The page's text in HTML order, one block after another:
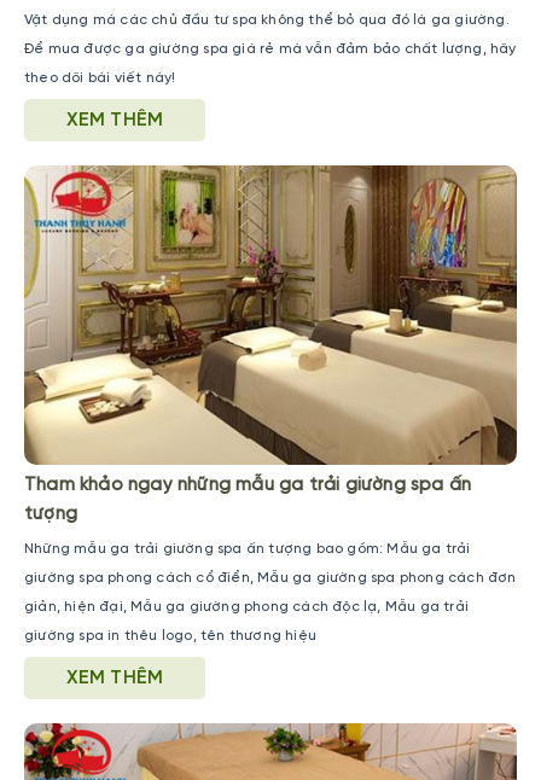
Vật dụng mà các chủ đầu tư spa không thể bỏ qua đó là ga giường.
Để mua được ga giường spa giá rẻ mà vẫn đảm bảo chất lượng, hãy
theo dõi bài viết này!
XEM THÊM
Tham khảo ngay những mẫu ga trải giường spa ấn
tượng
Những mẫu ga trải giường spa ấn tượng bao gồm: Mẫu ga trải
giường spa phong cách cổ điển, Mẫu ga giường spa phong cách đơn
giản, hiện đại, Mẫu ga giường phong cách độc lạ, Mẫu ga trải
giường spa in thêu logo, tên thương hiệu
XEM THÊM